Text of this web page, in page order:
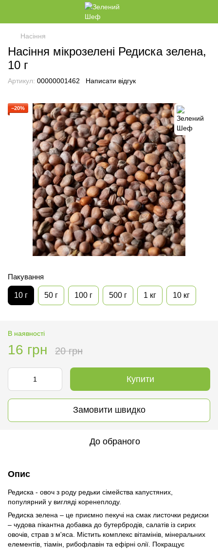
Насіння
Насіння мікрозелені Редиска зелена,
10 г
Артикул: 00000001462 Написати відгук
−20%
Пакування
10 г 50 г 100 г 500 г 1 кг 10 кг
В наявності
16 грн 20 грн
Купити
Замовити швидко
До обраного
Опис
Редиска - овоч з роду редьки сімейства капустяних,
популярний у вигляді коренеплоду.
Редиска зелена – це приємно пекучі на смак листочки редиски
– чудова пікантна добавка до бутербродів, салатів із сирих
овочів, страв з м'яса. Містить комплекс вітамінів, мінеральних
елементів, тіамін, рибофлавін та ефірні олії. Покращує